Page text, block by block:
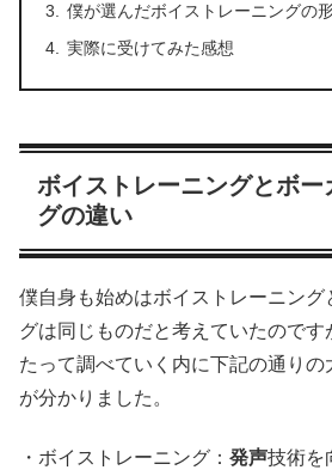
僕が選んだボイストレーニングの
実際に受けてみた感想
ボイストレーニングとボー
グの違い
僕自身も始めはボイストレーニング
グは同じものだと考えていたので
たって調べていく内に下記の通りの
が分かりました。
・ボイストレーニング： 発声技術を